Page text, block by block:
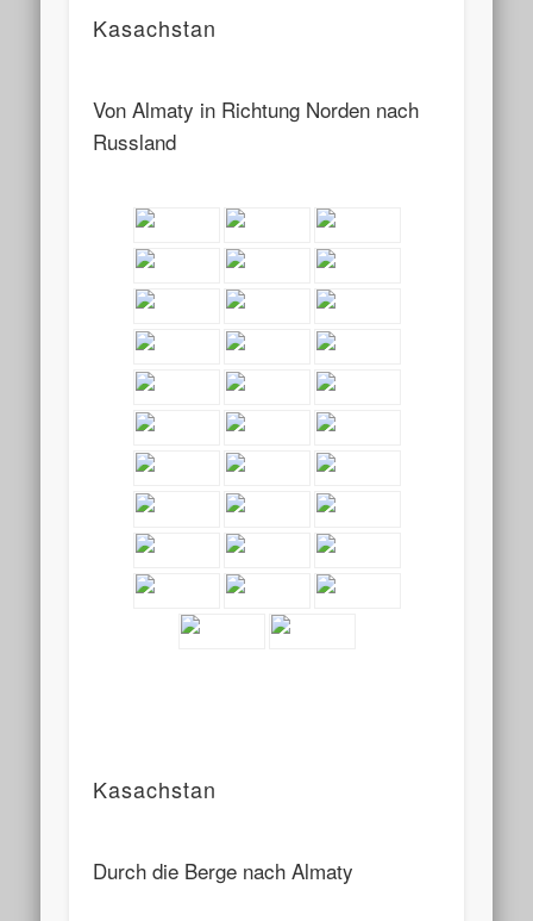
Kasachstan
Von Almaty in Richtung Norden nach
Russland
Kasachstan
Durch die Berge nach Almaty